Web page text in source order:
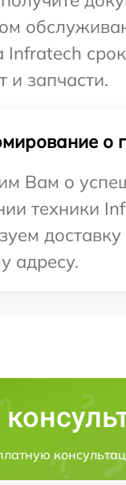
Infratech
и запчасти.
о
Вам о
техники
доставку
адресу.